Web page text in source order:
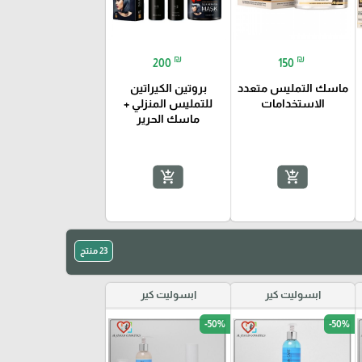
150 ₪
ماسك التمليس متعدد
الاستخدامات
add_shopping_cart
200 ₪
بروتين الكيراتين
للتمليس المنزلي +
ماسك الحرير
add_shopping_cart
23 منتج
ابسوليت كير
favorite_border -50%
ابسوليت كير
favorite_border -50%